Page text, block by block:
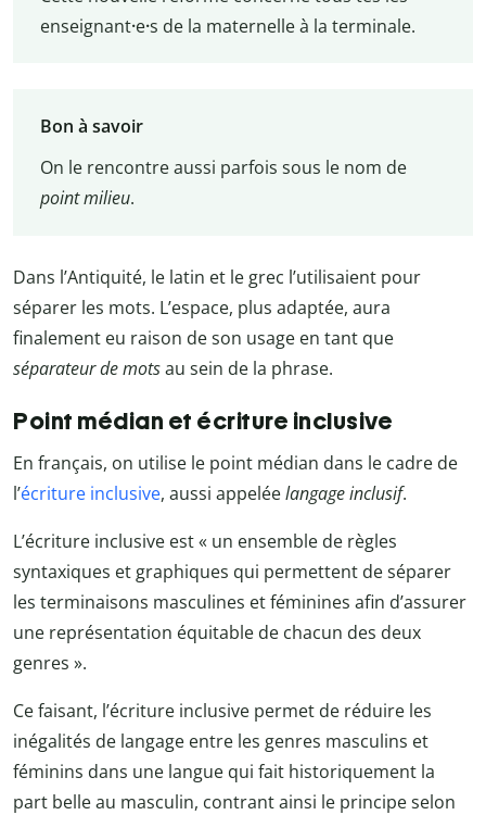
enseignant·e·s de la maternelle à la terminale.
Bon à savoir
On le rencontre aussi parfois sous le nom de
point milieu.
Dans l’Antiquité, le latin et le grec l’utilisaient pour
séparer les mots. L’espace, plus adaptée, aura
finalement eu raison de son usage en tant que
séparateur de motsau sein de la phrase.
Point médian et écriture inclusive
En français, on utilise le point médian dans le cadre de
l’écriture inclusive, aussi appeléelangage inclusif.
L’écriture inclusive est « un ensemble de règles
syntaxiques et graphiques qui permettent de séparer
les terminaisons masculines et féminines afin d’assurer
une représentation équitable de chacun des deux
genres ».
Ce faisant, l’écriture inclusive permet de réduire les
inégalités de langage entre les genres masculins et
féminins dans une langue qui fait historiquement la
part belle au masculin, contrant ainsi le principe selon